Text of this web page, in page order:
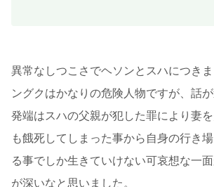
異常なしつこさでヘソンとスハにつき
ングクはかなりの危険人物ですが、話
発端はスハの父親が犯した罪により妻
も餓死してしまった事から自身の行き
る事でしか生きていけない可哀想な一
が深いなと思いました。